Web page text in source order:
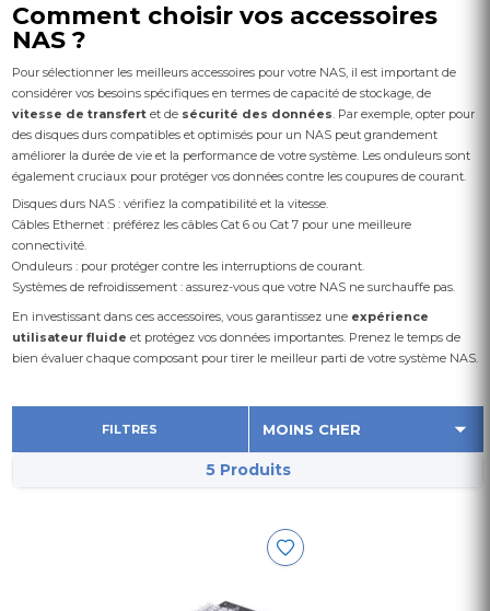
Comment choisir vos accessoires
NAS ?
Pour sélectionner les meilleurs accessoires pour votre NAS, il est important de
considérer vos besoins spécifiques en termes de capacité de stockage, de
vitesse de transfert et de sécurité des données. Par exemple, opter pour
des disques durs compatibles et optimisés pour un NAS peut grandement
améliorer la durée de vie et la performance de votre système. Les onduleurs sont
également cruciaux pour protéger vos données contre les coupures de courant.
Disques durs NAS : vérifiez la compatibilité et la vitesse.
Câbles Ethernet : préférez les câbles Cat 6 ou Cat 7 pour une meilleure
connectivité.
Onduleurs : pour protéger contre les interruptions de courant.
Systèmes de refroidissement : assurez-vous que votre NAS ne surchauffe pas.
En investissant dans ces accessoires, vous garantissez une expérience
utilisateur fluide et protégez vos données importantes. Prenez le temps de
bien évaluer chaque composant pour tirer le meilleur parti de votre système NAS.
FILTRES
5 Produits